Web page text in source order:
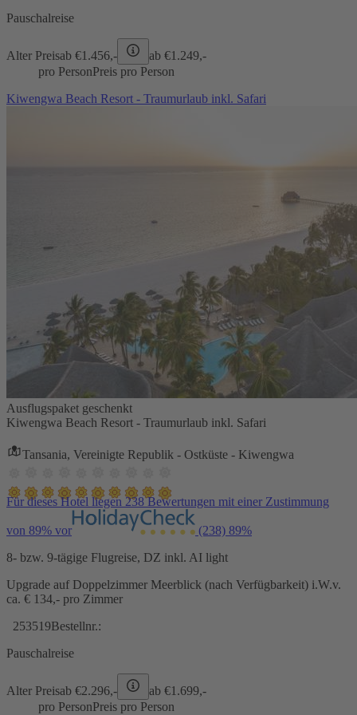
Pauschalreise
Alter Preisab €1.456,- ab €1.249,-
pro PersonPreis pro Person
Kiwengwa Beach Resort - Traumurlaub inkl. Safari
Ausflugspaket geschenkt
Kiwengwa Beach Resort - Traumurlaub inkl. Safari
Tansania, Vereinigte Republik - Ostküste - Kiwengwa
Für dieses Hotel liegen 238 Bewertungen mit einer Zustimmung
von 89% vor (238) 89%
8- bzw. 9-tägige Flugreise, DZ inkl. AI light
Upgrade auf Doppelzimmer Meerblick (nach Verfügbarkeit) i.W.v.
ca. € 134,- pro Zimmer
253519Bestellnr.:
Pauschalreise
Alter Preisab €2.296,- ab €1.699,-
pro PersonPreis pro Person